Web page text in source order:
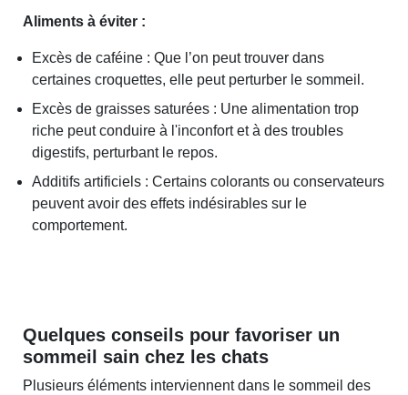
Aliments à éviter :
Excès de caféine : Que l’on peut trouver dans
certaines croquettes, elle peut perturber le sommeil.
Excès de graisses saturées : Une alimentation trop
riche peut conduire à l'inconfort et à des troubles
digestifs, perturbant le repos.
Additifs artificiels : Certains colorants ou conservateurs
peuvent avoir des effets indésirables sur le
comportement.
Quelques conseils pour favoriser un
sommeil sain chez les chats
Plusieurs éléments interviennent dans le sommeil des